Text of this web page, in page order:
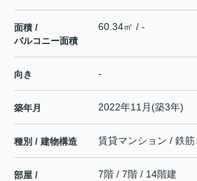
面積 /
バルコニー面積
60.34㎡ / -
向き -
築年月 2022年11月(築3年)
種別 / 建物構造 賃貸マンション / 鉄筋
部屋 /
7階 / 7階 / 14階建